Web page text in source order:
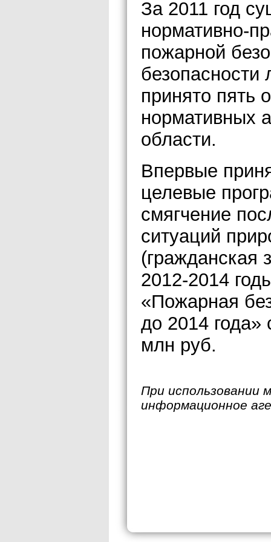
За 2011 год
нормативно-
пожарной
принято пять
нормативных
области.
Впервые
целевые
смягчение
ситуаций
(гражданская
2012-2014
«Пожарная
до 2014
млн руб.
При использовании
информационное